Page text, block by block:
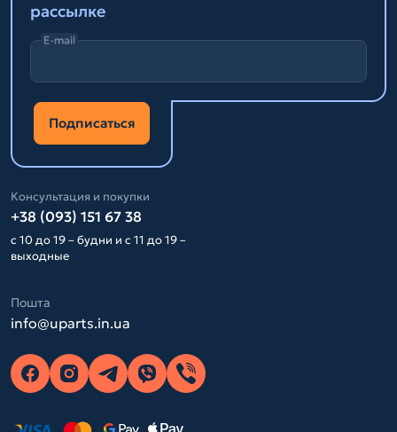
рассылке
E-mail
Подписаться
Консультация и покупки
+38 (093) 151 67 38
с 10 до 19 – будни и с 11 до 19 –
выходные
Пошта
info@uparts.in.ua